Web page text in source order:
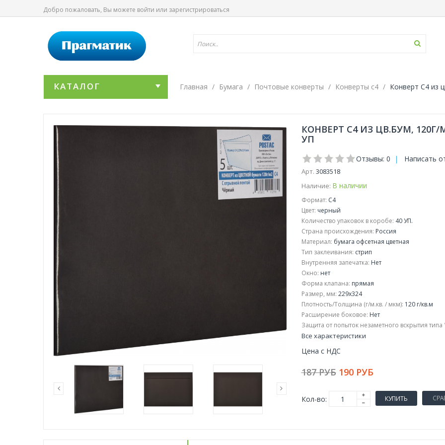
Добро пожаловать, Вы можете войти или зарегистрироваться
КАТАЛОГ Главная Бумага Почтовые конверты Конверты с4 Конверт С4 из
КОНВЕРТ С4 ИЗ ЦВ.БУМ,
УП
Отзывы: 0 | Написать
Арт. 3083518
Наличие: В наличии
Формат: С4
Цвет: черный
Количество упаковок в коробе: 40 УП.
Страна происхождения: Россия
Материал: бумага офсетная цветная
Тип заклеивания: стрип
Внутренняя запечатка: Нет
Окно: нет
Форма клапана: прямая
Размер, мм: 229x324
Плотность/Толщина (г/м.кв. / мкм): 120 г/кв.м
Расширение боковое: Нет
Защита от попыток незаметного вскрытия типа
Все характеристики
Цена с НДС
187 РУБ 190 РУБ
Кол-во: КУПИТЬ